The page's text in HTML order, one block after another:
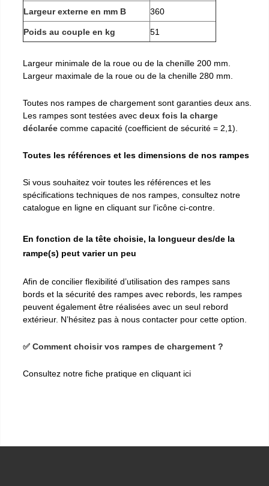
Largeur externe en mm B 360
Poids au couple en kg 51
Largeur minimale de la roue ou de la chenille 200 mm.
Largeur maximale de la roue ou de la chenille 280 mm.
Toutes nos rampes de chargement sont garanties deux ans.
Les rampes sont testées avec deux fois la charge
déclarée comme capacité (coefficient de sécurité = 2,1).
Toutes les références et les dimensions de nos rampes
Si vous souhaitez voir toutes les références et les
spécifications techniques de nos rampes, consultez notre
catalogue en ligne en cliquant sur l'icône ci-contre.
En fonction de la tête choisie, la longueur des/de la
rampe(s) peut varier un peu
Afin de concilier flexibilité d’utilisation des rampes sans
bords et la sécurité des rampes avec rebords, les rampes
peuvent également être réalisées avec un seul rebord
extérieur. N’hésitez pas à nous contacter pour cette option.
✅ Comment choisir vos rampes de chargement ?
Consultez notre fiche pratique en cliquant ici